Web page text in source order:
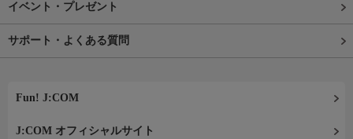
イベント・プレゼント
サポート・よくある質問
Fun! J:COM
J:COM オフィシャルサイト